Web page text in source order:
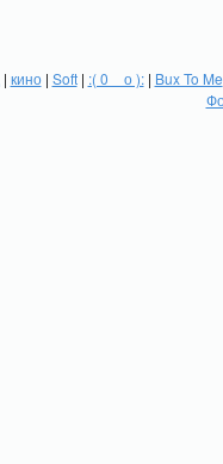
| кино| Soft| :( 0 _ о ):| Bux To Me